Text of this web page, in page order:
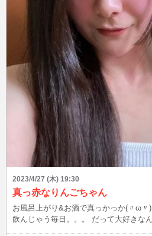
2023/4/27 (木) 19:30
真っ赤なりんごちゃん
お風呂上がり&お酒で真っかっか(〃ω〃) お酒強いわけでもないのに
飲んじゃう毎日。。。 だって大好きなんだもん！！(о´∀`о) お酒好き